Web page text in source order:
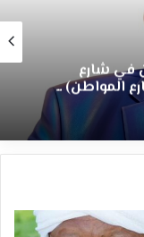
في شارع
المواطن) ــ